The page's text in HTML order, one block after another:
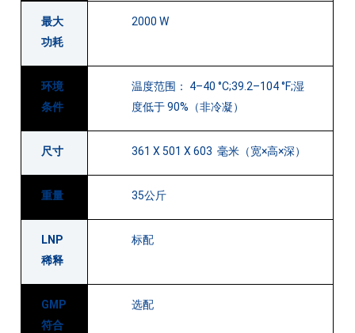
最大
功耗
2000 W
环境
条件
温度范围： 4–40 °C;39.2–104 °F;湿
度低于 90%（非冷凝）
尺寸 361 X 501 X 603 毫米（宽×高×深）
重量 35公斤
LNP
稀释
标配
GMP
符合
选配